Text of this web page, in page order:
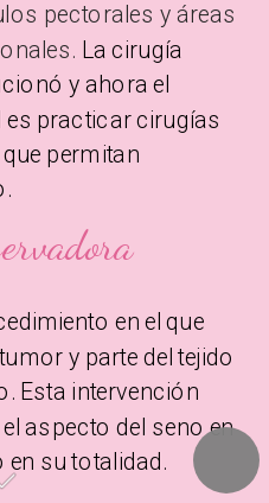
pectorales y áreas
La cirugía
y ahora el
practicar cirugías
permitan
‌preservadora
en el que
y parte del tejido
Esta intervención
aspecto del seno en
en su totalidad.